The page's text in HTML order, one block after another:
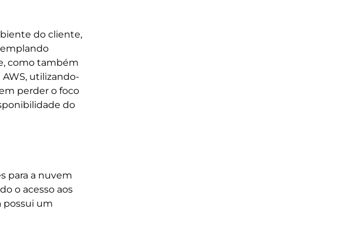
do cliente,
como também
utilizando-
perder o foco
do
para a nuvem
o acesso aos
possui um